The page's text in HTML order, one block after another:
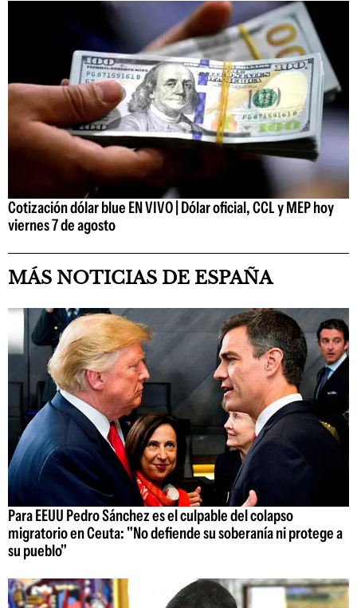
Cotización dólar blue EN VIVO | Dólar oficial, CCL y MEP hoy
viernes 7 de agosto
MÁS NOTICIAS DE ESPAÑA
Para EEUU Pedro Sánchez es el culpable del colapso
migratorio en Ceuta: "No defiende su soberanía ni protege a
su pueblo"